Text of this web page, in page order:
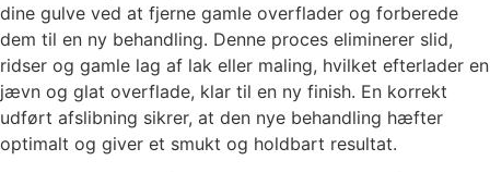
dine gulve ved at fjerne gamle overflader og forberede
dem til en ny behandling. Denne proces eliminerer slid,
ridser og gamle lag af lak eller maling, hvilket efterlader en
jævn og glat overflade, klar til en ny finish. En korrekt
udført afslibning sikrer, at den nye behandling hæfter
optimalt og giver et smukt og holdbart resultat.